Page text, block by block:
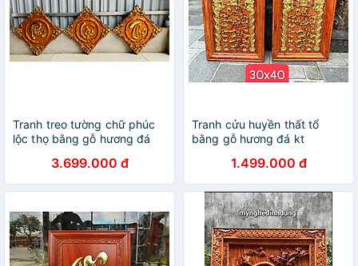
Tranh treo tường chữ phúc
lộc thọ bằng gỗ hương đá
3.699.000 đ
Tranh cửu huyền thất tổ
bằng gỗ hương đá kt
1.499.000 đ